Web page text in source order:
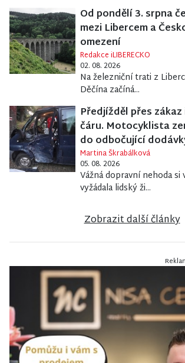
Od pondělí 3. srpna
mezi Libercem a
omezení
Redakce iLIBERECKO
02. 08. 2026
Na železniční trati z
Děčína začíná...
Předjížděl přes
čáru. Motocyklista
do odbočující
Martina Škrabálková
05. 08. 2026
Vážná dopravní nehoda
vyžádala lidský ži...
Zobrazit další články